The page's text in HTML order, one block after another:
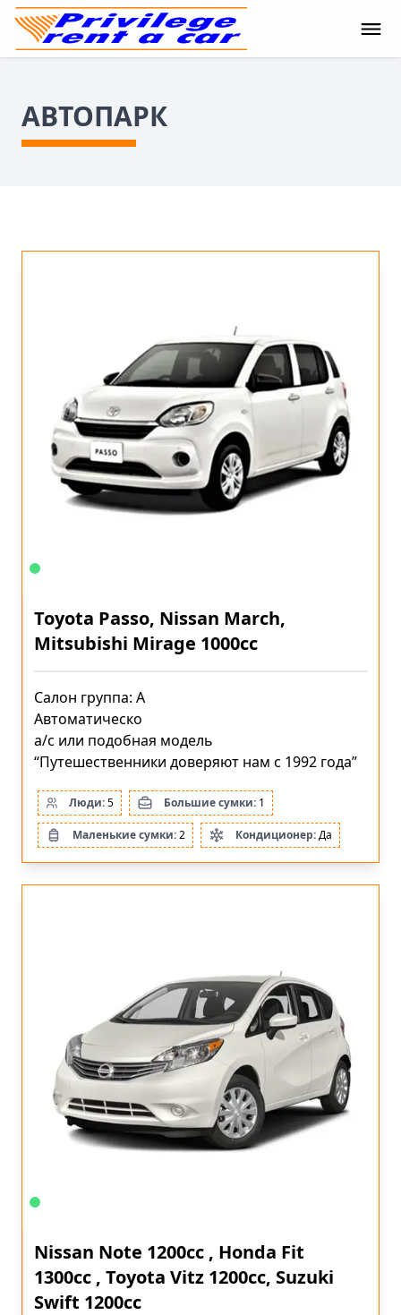
АВТОПАРК
Toyota Passo, Nissan March,
Mitsubishi Mirage 1000cc
Салон группа: A
Автоматическо
a/c или подобная модель
“Путешественники доверяют нам с 1992 года”
Люди:5 Большие сумки: 1
Маленькие сумки:2 Кондиционер:Да
Nissan Note 1200cc , Honda Fit
1300cc , Toyota Vitz 1200cc, Suzuki
Swift 1200cc